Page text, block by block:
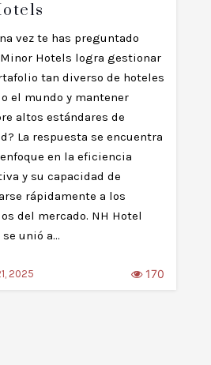
vez te has preguntado
Hotels logra gestionar
tan diverso de hoteles
el mundo y mantener
altos estándares de
La respuesta se encuentra
en la eficiencia
y su capacidad de
rápidamente a los
del mercado. NH Hotel
se unió a…
2025 170